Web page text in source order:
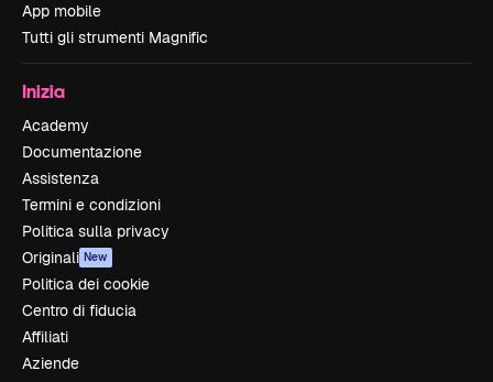
App mobile
Tutti gli strumenti Magnific
Inizia
Academy
Documentazione
Assistenza
Termini e condizioni
Politica sulla privacy
Originali New
Politica dei cookie
Centro di fiducia
Affiliati
Aziende